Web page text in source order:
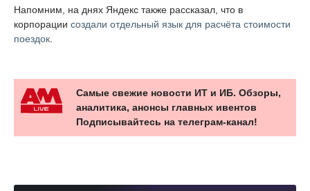
Напомним, на днях Яндекс также рассказал, что в
корпорации создали отдельный язык для расчёта стоимости
поездок
Самые свежие новости ИТ и ИБ. Обзоры,
аналитика, анонсы главных ивентов
Подписывайтесь на телеграм-канал!